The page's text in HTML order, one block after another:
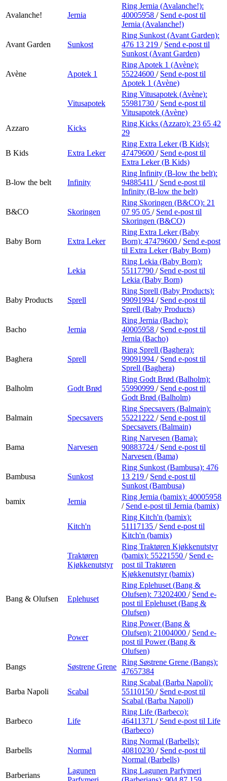
Avalanche! Jernia
Ring Jernia (Avalanche!):
40005958 / Send e-post til
Jernia (Avalanche!)
Avant Garden Sunkost
Ring Sunkost (Avant Garden):
476 13 219 / Send e-post til
Sunkost (Avant Garden)
Avène Apotek 1
Ring Apotek 1 (Avène):
55224600 / Send e-post til
Apotek 1 (Avène)
Vitusapotek
Ring Vitusapotek (Avène):
55981730 / Send e-post til
Vitusapotek (Avène)
Azzaro
Kicks
Ring Kicks (Azzaro): 23 65 42
29
B Kids Extra Leker
Ring Extra Leker (B Kids):
47479600 / Send e-post til
Extra Leker (B Kids)
B-low the belt Infinity
Ring Infinity (B-low the belt):
94885411 / Send e-post til
Infinity (B-low the belt)
B&CO Skoringen
Ring Skoringen (B&CO): 21
07 95 05 / Send e-post til
Skoringen (B&CO)
Baby Born Extra Leker
Ring Extra Leker (Baby
Born): 47479600 / Send e-post
til Extra Leker (Baby Born)
Lekia
Ring Lekia (Baby Born):
55117790 / Send e-post til
Lekia (Baby Born)
Baby Products Sprell
Ring Sprell (Baby Products):
99091994 / Send e-post til
Sprell (Baby Products)
Bacho Jernia
Ring Jernia (Bacho):
40005958 / Send e-post til
Jernia (Bacho)
Baghera Sprell
Ring Sprell (Baghera):
99091994 / Send e-post til
Sprell (Baghera)
Balholm Godt Brød
Ring Godt Brød (Balholm):
55990999 / Send e-post til
Godt Brød (Balholm)
Balmain Specsavers
Ring Specsavers (Balmain):
55221222 / Send e-post til
Specsavers (Balmain)
Bama Narvesen
Ring Narvesen (Bama):
90883724 / Send e-post til
Narvesen (Bama)
Bambusa Sunkost
Ring Sunkost (Bambusa): 476
13 219 / Send e-post til
Sunkost (Bambusa)
bamix
Jernia
Ring Jernia (bamix): 40005958
/ Send e-post til Jernia (bamix)
Kitch'n
Ring Kitch'n (bamix):
51117135 / Send e-post til
Kitch'n (bamix)
Traktøren
Kjøkkenutstyr
Ring Traktøren Kjøkkenutstyr
(bamix): 55221550 / Send e-
post til Traktøren
Kjøkkenutstyr (bamix)
Bang & Olufsen Eplehuset
Ring Eplehuset (Bang &
Olufsen): 73202400 / Send e-
post til Eplehuset (Bang &
Olufsen)
Power
Ring Power (Bang &
Olufsen): 21004000 / Send e-
post til Power (Bang &
Olufsen)
Bangs
Søstrene Grene
Ring Søstrene Grene (Bangs):
47657384
Barba Napoli Scabal
Ring Scabal (Barba Napoli):
55110150 / Send e-post til
Scabal (Barba Napoli)
Barbeco Life
Ring Life (Barbeco):
46411371 / Send e-post til Life
(Barbeco)
Barbells Normal
Ring Normal (Barbells):
40810230 / Send e-post til
Normal (Barbells)
Barberians
Lagunen
Ring Lagunen Parfymeri